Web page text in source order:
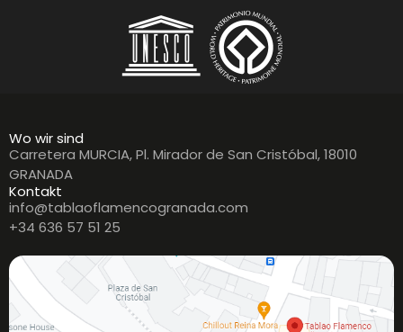
Wo wir sind
Carretera MURCIA, Pl. Mirador de San Cristóbal, 18010
GRANADA
Kontakt
info@tablaoflamencogranada.com
+34 636 57 51 25